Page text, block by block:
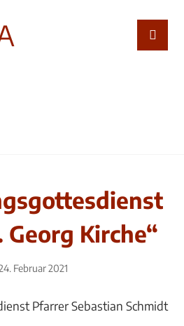
Georg Kirche“
Februar 2021